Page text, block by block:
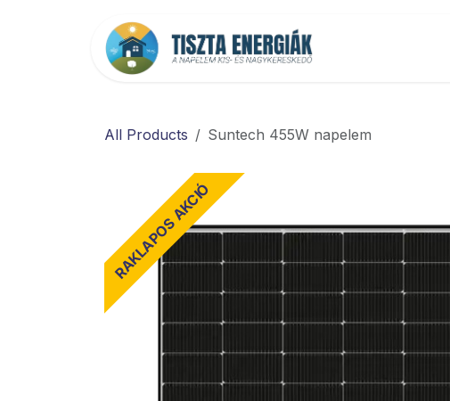
All Products Suntech 455W napelem
RAKLAPOS AKCIÓ